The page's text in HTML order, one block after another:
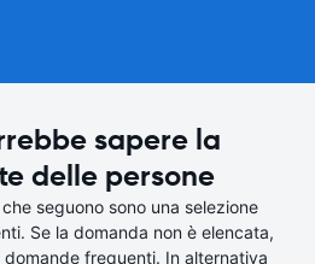
sapere la
delle persone
seguono sono una selezione
Se la domanda non è elencata,
frequenti. In alternativa